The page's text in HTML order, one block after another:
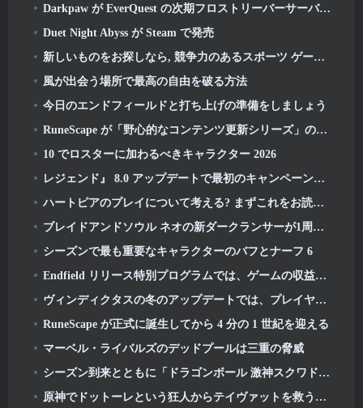
Darkpaw が EverQuest の次期フロストリーバーサーバーのためにプレイヤーが選んだルールを明らかに
Duet Night Abyss が Steam で発売
新しいものをお探しなら, 競争力のあるスポーツ ゲーム, フリースタイルフットボールのクローズドベータテスト 2 進行中です
風が出会う場所で最高の自由を破る方法
今日のエンドフィールドと打ち上げの準備をしましょう
RuneScape が「野心的なコンテンツ更新シリーズ」の詳細を説明するビデオを共有
10 でロスターに加わるべきキャラクター 2026
レジェンド』 8.0 アップデートで最初のキャンペーンが開始 2026
ハートピアのプレイについて考える? まずこれをお読みください
ブレイドアンドソウル ネオの新ダークランサーが1周年に間に合うように登場
シーズンで最も重要なキャラクターのバフとナーフ 6
Endfield リリース特別プログラムでは、ゲームの収益化システムの詳細が提供されます
ヴィンディクタスの冬のアップデートでは、プレイヤーの進行を容易にするシステムが導入されています
RuneScape が正式に誕生してから 4 分の 1 世紀を迎える
マーベル・ライバルズのデッドプールは三重の脅威
シーズン到来とともに「ドラゴンボール 激神スクワドラ」にスーパーベジットが登場 3
原神でドットーレという狂人からテイヴァットを救う戦いが今日から始まります